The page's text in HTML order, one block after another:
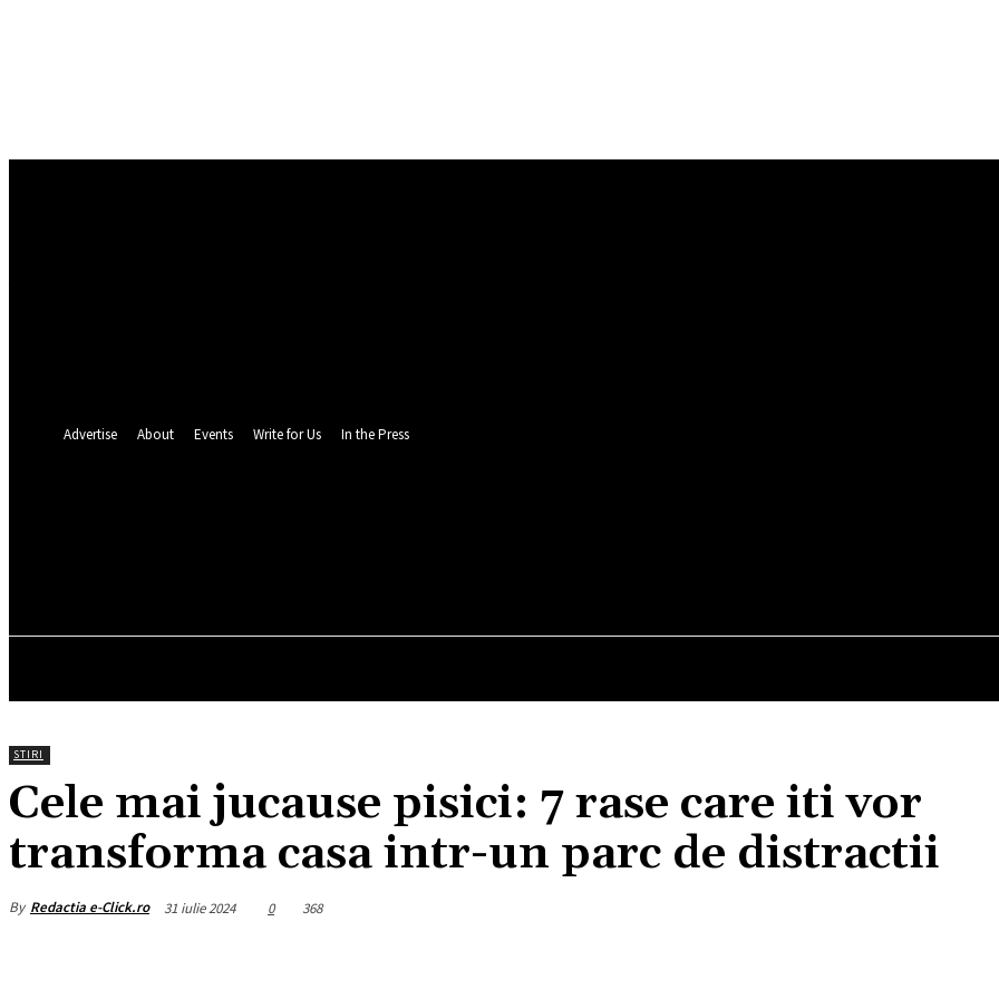
Advertise About Events Write for Us In the Press
STIRI
Cele mai jucause pisici: 7 rase care iti vor
transforma casa intr-un parc de distractii
By Redactia e-Click.ro 31 iulie 2024 0 368